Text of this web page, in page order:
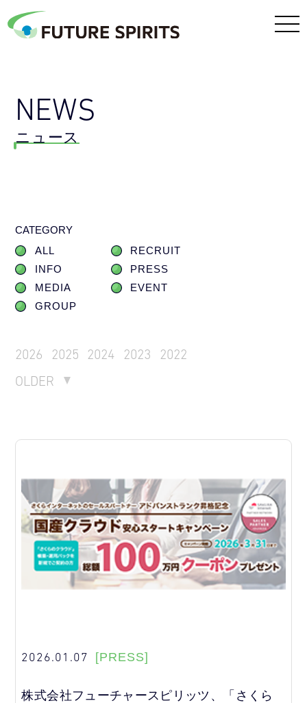
NEWS
ニュース
CATEGORY
ALL
RECRUIT
INFO
PRESS
MEDIA
EVENT
GROUP
2026 2025 2024 2023
2022
OLDER
2026.01.07 [PRESS]
株式会社フューチャースピリッツ、「さくら